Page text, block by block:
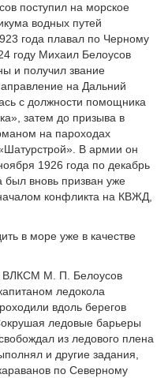
поступил на морское
водных путей
года плавал по Черному
году Михаил Белоусов
и получил звание
на Дальний
с должности помощника
затем до призыва в
на пароходах
В армии он
1926 года по декабрь
был вновь призван уже
конфликта на КВЖД,
в море уже в качестве
ВЛКСМ М. П. Белоусов
ледокола
вдоль берегов
ледовые барьеры
из ледового плена
и другие задания,
по Северному